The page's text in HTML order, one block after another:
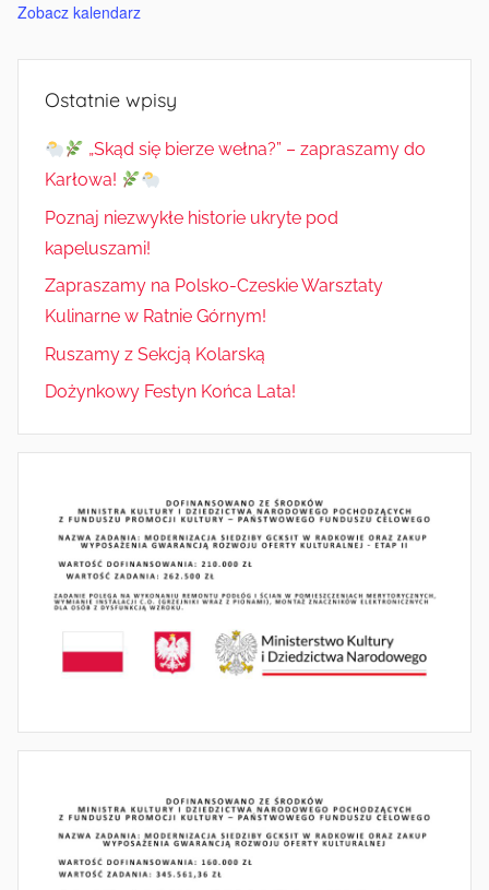
Zobacz kalendarz
Ostatnie wpisy
„Skąd się bierze wełna?” – zapraszamy do
Karłowa!
Poznaj niezwykłe historie ukryte pod
kapeluszami!
Zapraszamy na Polsko-Czeskie Warsztaty
Kulinarne w Ratnie Górnym!
Ruszamy z Sekcją Kolarską
Dożynkowy Festyn Końca Lata!